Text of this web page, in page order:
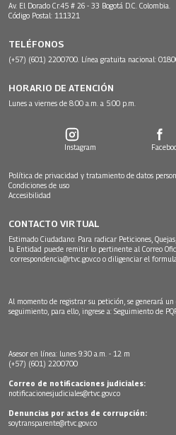
Av. El Dorado Cr.45 # 26 - 33 Bogotá D.C. Colombia.
Código Postal: 111321
TELÉFONOS
(+57) (601) 2200700. Línea gratuita nacional:
HORARIO DE ATENCIÓN
Lunes a viernes de 8:00 a.m. a 5:00 p.m.
Instagram
Política de privacidad y tratamiento de datos
Condiciones de uso
Accesibilidad
CONTACTO VIRTUAL
Estimado Ciudadano: Para radicar Peticiones,
la Entidad puede remitir lo pertinente al Correo
correspondencia@rtvc.gov.co o diligenciar el
Al momento de registrar su petición, se generará
seguimiento, para ello, ingrese a: Seguimiento de
Asesor en línea: lunes 9:30 a.m. - 12 m
(+57) (601) 2200700
Correo de notificaciones judiciales:
notificacionesjudiciales@rtvc.gov.co
Denuncias por actos de corrupción:
soytransparente@rtvc.gov.co